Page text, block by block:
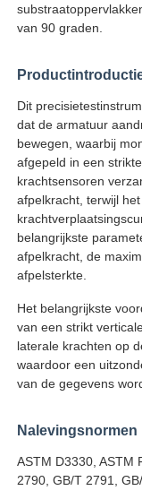
Producten
Fabrieksreis
Contacteer ons
Vraag een
Laboratorium
Milieutestkamer
Universele
van 90 graden.
Dit
dat de armatuur
bewegen, waarbij
afgepeld in een
krachtsensoren
afpelkracht, terwijl
belangrijkste
afpelkracht, de
afpelsterkte.
Het belangrijkste
van een strikt
laterale krachten op
waardoor een
van de gegevens
Nalevingsnormen
ASTM D3330, ASTM
2790, GB/T 2791,